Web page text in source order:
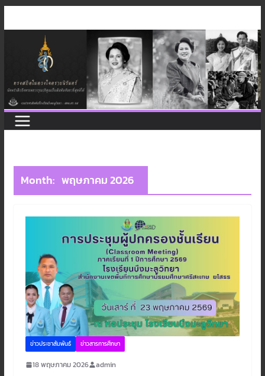
to
Month: พฤษภาคม 2026
ข่าวประชาสัมพันธ์ ข่าวสารการศึกษา
18 พฤษภาคม 2026 admin